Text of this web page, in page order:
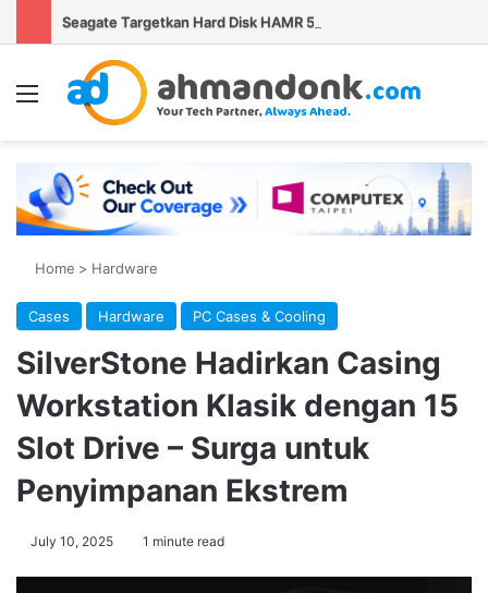
Menu
Home > Hardware
Cases Hardware PC Cases & Cooling
SilverStone Hadirkan Casing
Workstation Klasik dengan 15
Slot Drive – Surga untuk
Penyimpanan Ekstrem
July 10, 2025 1 minute read